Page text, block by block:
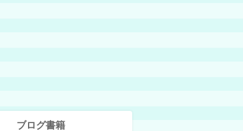
ブログ書籍